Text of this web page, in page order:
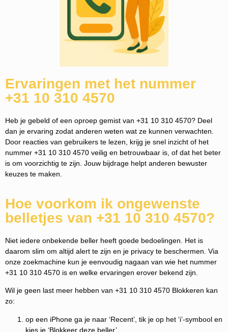
Ervaringen met het nummer
+31 10 310 4570
Heb je gebeld of een oproep gemist van +31 10 310 4570? Deel
dan je ervaring zodat anderen weten wat ze kunnen verwachten.
Door reacties van gebruikers te lezen, krijg je snel inzicht of het
nummer +31 10 310 4570 veilig en betrouwbaar is, of dat het beter
is om voorzichtig te zijn. Jouw bijdrage helpt anderen bewuster
keuzes te maken.
Hoe voorkom ik ongewenste
belletjes van +31 10 310 4570?
Niet iedere onbekende beller heeft goede bedoelingen. Het is
daarom slim om altijd alert te zijn en je privacy te beschermen. Via
onze zoekmachine kun je eenvoudig nagaan van wie het nummer
+31 10 310 4570 is en welke ervaringen erover bekend zijn.
Wil je geen last meer hebben van +31 10 310 4570 Blokkeren kan
zo:
op een iPhone ga je naar ‘Recent’, tik je op het ‘i’-symbool en
kies je ‘Blokkeer deze beller’.